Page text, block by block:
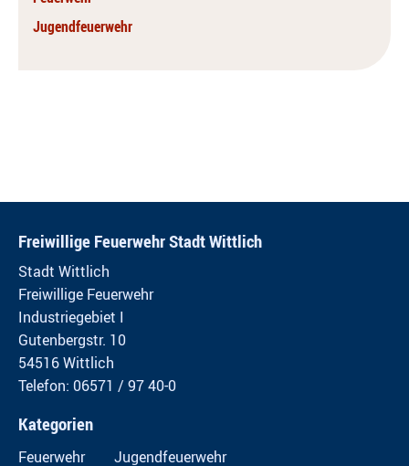
Jugendfeuerwehr
Freiwillige Feuerwehr Stadt Wittlich
Stadt Wittlich
Freiwillige Feuerwehr
Industriegebiet I
Gutenbergstr. 10
54516 Wittlich
Telefon: 06571 / 97 40-0
Kategorien
Feuerwehr Jugendfeuerwehr